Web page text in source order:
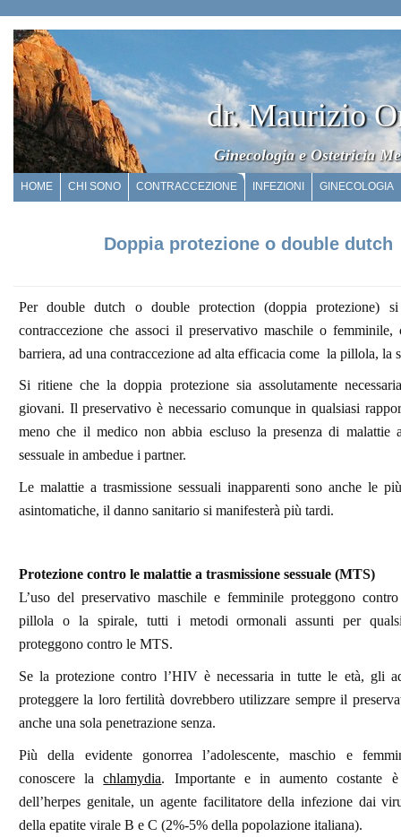
dr. Maurizio
Ginecologia e Ostetricia
HOME CHI SONO CONTRACCEZIONE INFEZIONI GINECOLOGIA
Doppia protezione o double dutch
Per double dutch o double protection (doppia protezione)
contraccezione che associ il preservativo maschile o femminile,
barriera, ad una contraccezione ad alta efficacia come la pillola, la
Si ritiene che la doppia protezione sia assolutamente
giovani. Il preservativo è necessario comunque in qualsiasi
meno che il medico non abbia escluso la presenza di malattie
sessuale in ambedue i partner.
Le malattie a trasmissione sessuali inapparenti sono anche le
asintomatiche, il danno sanitario si manifesterà più tardi.
Protezione contro le malattie a trasmissione sessuale (MTS)
L’uso del preservativo maschile e femminile proteggono
pillola o la spirale, tutti i metodi ormonali assunti per
proteggono contro le MTS.
Se la protezione contro l’HIV è necessaria in tutte le età, gli
proteggere la loro fertilità dovrebbero utilizzare sempre il
anche una sola penetrazione senza.
Più della evidente gonorrea l’adolescente, maschio e
conoscere lachlamydia. Importante e in aumento costante
dell’herpes genitale, un agente facilitatore della infezione dai
della epatite virale B e C (2%-5% della popolazione italiana).